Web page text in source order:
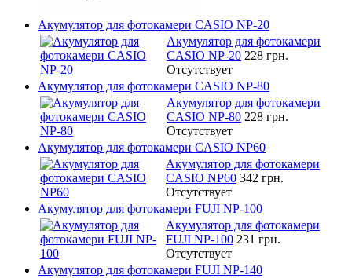
Акумулятор для фотокамери CASIO NP-20
Акумулятор для фотокамери
CASIO NP-20 228 грн.
Отсутствует
Акумулятор для фотокамери CASIO NP-80
Акумулятор для фотокамери
CASIO NP-80 228 грн.
Отсутствует
Акумулятор для фотокамери CASIO NP60
Акумулятор для фотокамери
CASIO NP60 342 грн.
Отсутствует
Акумулятор для фотокамери FUJI NP-100
Акумулятор для фотокамери
FUJI NP-100 231 грн.
Отсутствует
Акумулятор для фотокамери FUJI NP-140